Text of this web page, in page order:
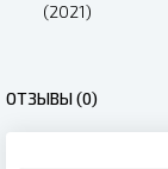
(2021)
ОТЗЫВЫ (0)